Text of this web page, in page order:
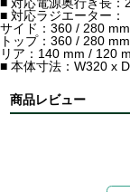
■ 対応電源奥行き長：
■ 対応ラジエーター：
サイド：360 / 280
トップ：360 / 280
リア：140 mm / 120
■ 本体寸法：W320 x
商品レビュー